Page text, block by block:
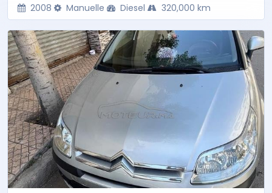
2008 Manuelle Diesel 320,000 km